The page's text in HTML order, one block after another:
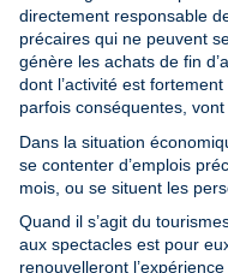
directement responsable
précaires qui ne peuvent
génère les achats de fin
dont l’activité est
parfois conséquentes,
Dans la situation
se contenter d’emplois
mois, ou se situent les
Quand il s’agit du
aux spectacles est pour
renouvelleront l’expérience